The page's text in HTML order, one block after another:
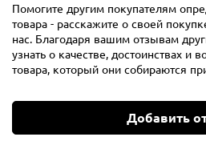
Помогите другим покупателям
товара - расскажите о своей
нас. Благодаря вашим отзывам
узнать о качестве, достоинствах и
товара, который они собираются
Добавить